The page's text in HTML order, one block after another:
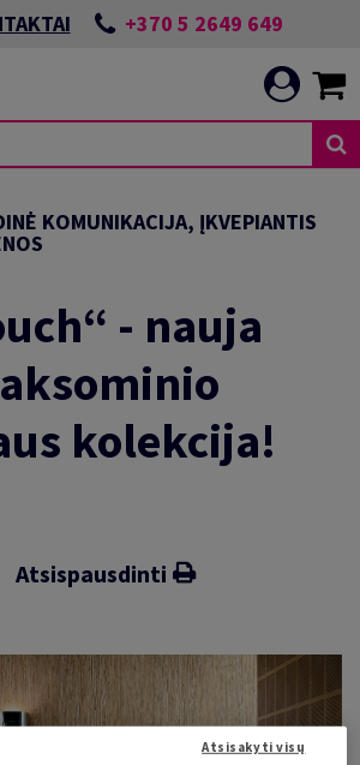
+370 5 2649 649
KOMUNIKACIJA, ĮKVEPIANTIS
- nauja
kolekcija!
Atsispausdinti
Atsisakyti visų